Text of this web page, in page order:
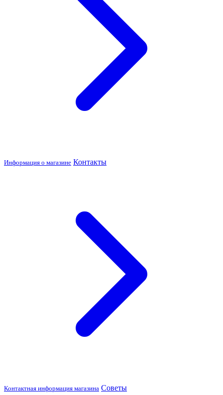
Информация о магазине Контакты
Контактная информация магазина Советы